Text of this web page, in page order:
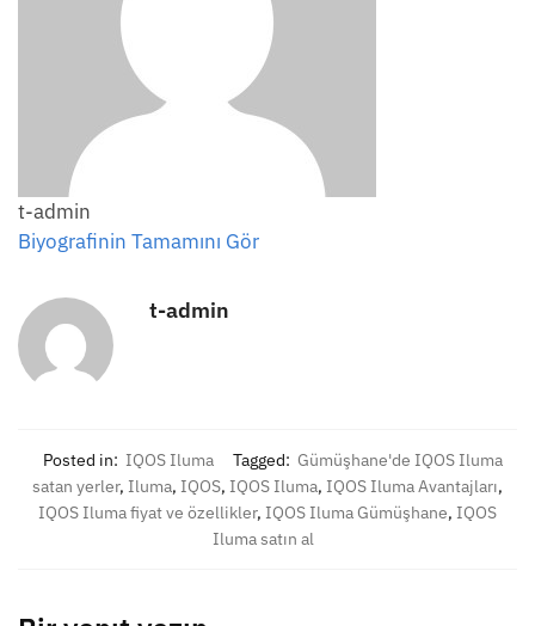
t-admin
Biyografinin Tamamını Gör
t-admin
Posted in: IQOS Iluma Tagged: Gümüşhane'de IQOS Iluma
satan yerler, Iluma, IQOS, IQOS Iluma, IQOS Iluma Avantajları,
IQOS Iluma fiyat ve özellikler, IQOS Iluma Gümüşhane, IQOS
Iluma satın al